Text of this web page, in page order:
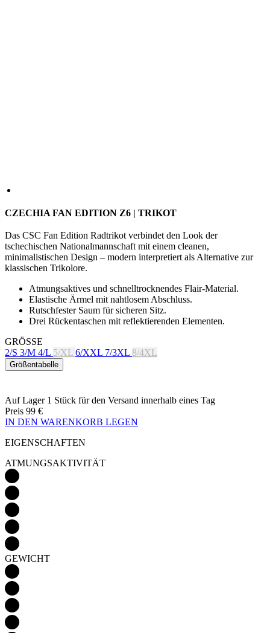
CZECHIA FAN EDITION Z6 | TRIKOT
Das CSC Fan Edition Radtrikot verbindet den Look der
tschechischen Nationalmannschaft mit einem cleanen,
minimalistischen Design – modern interpretiert als Alternative zur
klassischen Trikolore.
Atmungsaktives und schnelltrocknendes Flair-Material.
Elastische Ärmel mit nahtlosem Abschluss.
Rutschfester Saum für sicheren Sitz.
Drei Rückentaschen mit reflektierenden Elementen.
GRÖSSE
2/S 3/M 4/L 5/XL 6/XXL 7/3XL 8/4XL
Größentabelle
Auf Lager 1 Stück für den Versand innerhalb eines Tag
Preis 99 €
IN DEN WARENKORB LEGEN
EIGENSCHAFTEN
ATMUNGSAKTIVITÄT
GEWICHT